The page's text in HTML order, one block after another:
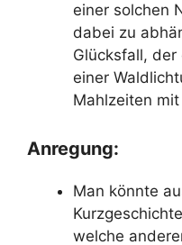
einer solchen
dabei zu
Glücksfall,
einer
Mahlzeiten
Anregung:
Man könnte
welche